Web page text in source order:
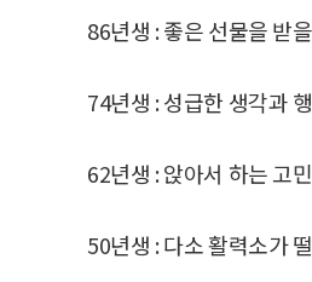
86년생 : 좋은 선물을 받
74년생 : 성급한 생각과
62년생 : 앉아서 하는 고
50년생 : 다소 활력소가